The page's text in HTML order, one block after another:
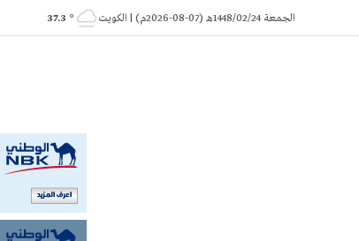
to
الجمعة 1448/02/24هـ (07-08-2026م) | الكويت ° 37.3